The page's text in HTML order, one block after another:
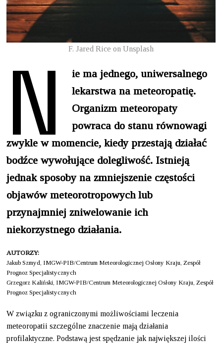
F. Jared Rice on Unsplash
N
ie ma jednego, uniwersalnego
lekarstwa na meteoropatię.
Organizm meteoropaty
powraca do stanu równowagi
zwykle w momencie, kiedy przestają działać
bodźce wywołujące dolegliwość. Istnieją
jednak sposoby na zmniejszenie częstości
objawów meteorotropowych lub
przynajmniej zniwelowanie ich
niekorzystnego działania.
AUTORZY:
Jakub Szmyd, IMGW-PIB/Centrum Meteorologicznej Osłony Kraju, Zespół
Prognoz Specjalistycznych
Grzegorz Kaliński, IMGW-PIB/Centrum Meteorologicznej Osłony Kraju, Zespół
Prognoz Specjalistycznych
W związku z ograniczonymi możliwościami leczenia
meteoropatii szczególne znaczenie mają działania
profilaktyczne. Podstawą jest spędzanie jak największej ilości